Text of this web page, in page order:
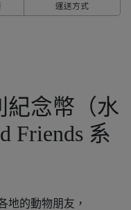
運送方式
紀念幣（水
Friends 系
地的動物朋友，